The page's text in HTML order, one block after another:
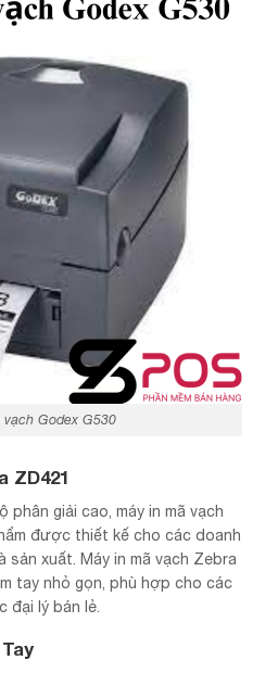
Godex G530
ZD421
phân giải cao, máy in mã vạch
được thiết kế cho các doanh
sản xuất. Máy in mã vạch Zebra
tay nhỏ gọn, phù hợp cho các
đại lý bán lẻ.